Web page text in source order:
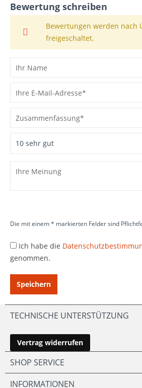
Bewertung schreiben
Bewertungen werden nach
freigeschaltet.
Die mit einem * markierten Felder sind
Ich habe die
genommen.
Speichern
TECHNISCHE UNTERSTÜTZUNG
Vertrag widerrufen
SHOP SERVICE
INFORMATIONEN